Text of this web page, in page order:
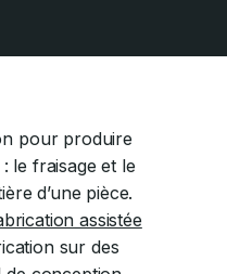
pour produire
le fraisage et le
d’une pièce.
assistée
sur des